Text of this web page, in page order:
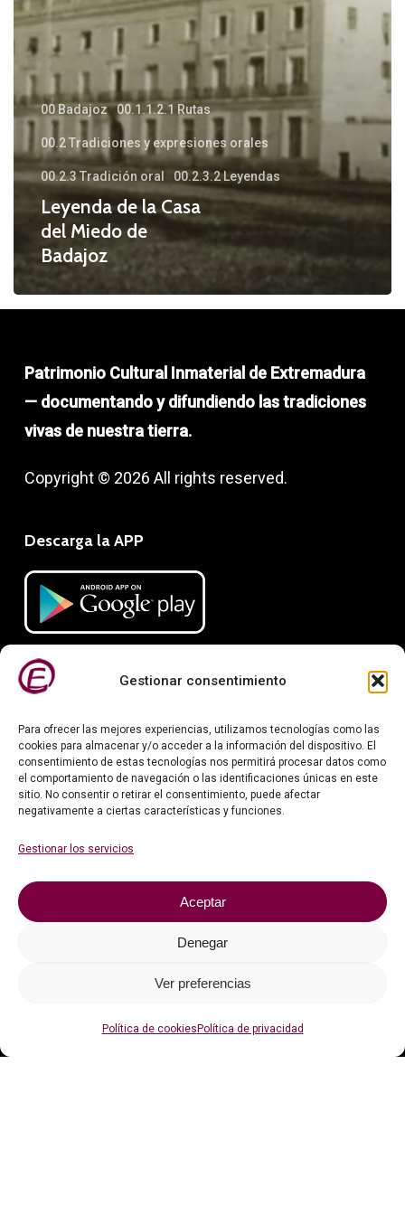
Gestionar consentimiento
Para ofrecer las mejores experiencias, utilizamos tecnologías como las
cookies para almacenar y/o acceder a la información del dispositivo. El
consentimiento de estas tecnologías nos permitirá procesar datos como
el comportamiento de navegación o las identificaciones únicas en este
sitio. No consentir o retirar el consentimiento, puede afectar
negativamente a ciertas características y funciones.
Gestionar los servicios
Aceptar
Denegar
Ver preferencias
Política de cookies Política de privacidad
Badajoz
00 Badajoz 00.1.1.2.1 Rutas
00.2 Tradiciones y expresiones orales
00.2.3 Tradición oral 00.2.3.2 Leyendas
Leyenda de la Casa
del Miedo de
Badajoz
Patrimonio Cultural Inmaterial de Extremadura
— documentando y difundiendo las tradiciones
vivas de nuestra tierra.
Copyright © 2026 All rights reserved.
Descarga la APP
Información legal
Política de privacidad
Política de cookies (UE)